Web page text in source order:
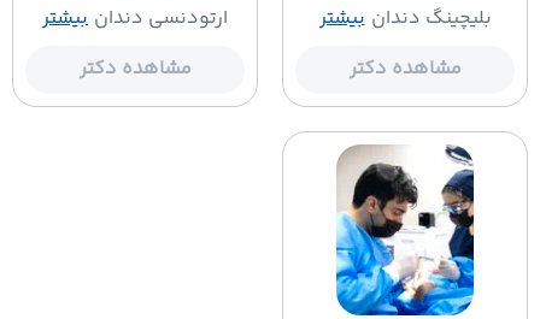
بلیچینگ دندان بیشتر
مشاهده دکتر
ارتودنسی دندان بیشتر
مشاهده دکتر